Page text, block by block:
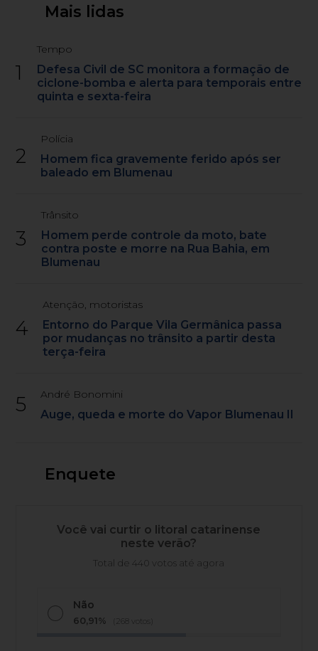
Mais lidas
1
Tempo
Defesa Civil de SC monitora a formação de
ciclone-bomba e alerta para temporais entre
quinta e sexta-feira
2
Polícia
Homem fica gravemente ferido após ser
baleado em Blumenau
3
Trânsito
Homem perde controle da moto, bate
contra poste e morre na Rua Bahia, em
Blumenau
4
Atenção, motoristas
Entorno do Parque Vila Germânica passa
por mudanças no trânsito a partir desta
terça-feira
5 André Bonomini
Auge, queda e morte do Vapor Blumenau II
Enquete
Você vai curtir o litoral catarinense
neste verão?
Total de 440 votos até agora
Não
60,91% (268 votos)